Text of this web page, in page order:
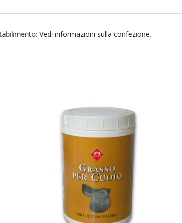
Vedi informazioni sulla confezione.